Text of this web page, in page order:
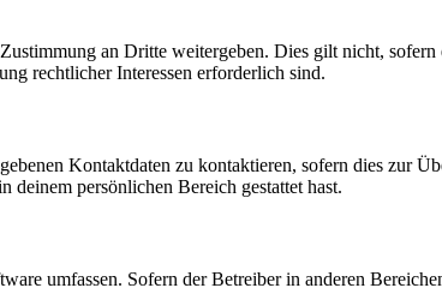
an Dritte weitergeben. Dies gilt nicht,
rechtlicher Interessen erforderlich sind.
Kontaktdaten zu kontaktieren, sofern dies zur
deinem persönlichen Bereich gestattet hast.
umfassen. Sofern der Betreiber in anderen